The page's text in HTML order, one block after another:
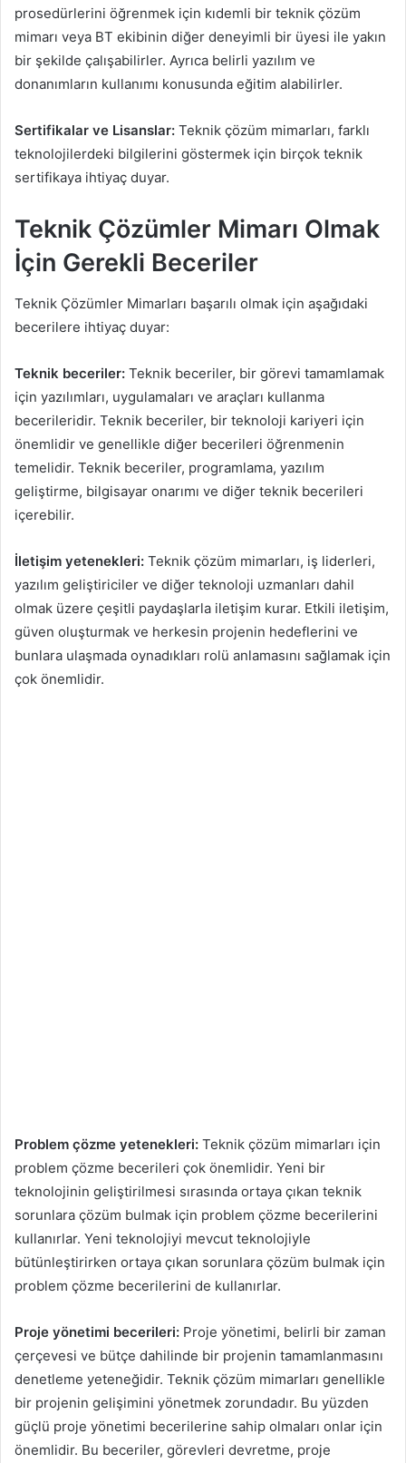
prosedürlerini öğrenmek için kıdemli bir teknik çözüm
mimarı veya BT ekibinin diğer deneyimli bir üyesi ile yakın
bir şekilde çalışabilirler. Ayrıca belirli yazılım ve
donanımların kullanımı konusunda eğitim alabilirler.
Sertifikalar ve Lisanslar: Teknik çözüm mimarları, farklı
teknolojilerdeki bilgilerini göstermek için birçok teknik
sertifikaya ihtiyaç duyar.
Teknik Çözümler Mimarı Olmak
İçin Gerekli Beceriler
Teknik Çözümler Mimarları başarılı olmak için aşağıdaki
becerilere ihtiyaç duyar:
Teknik beceriler: Teknik beceriler, bir görevi tamamlamak
için yazılımları, uygulamaları ve araçları kullanma
becerileridir. Teknik beceriler, bir teknoloji kariyeri için
önemlidir ve genellikle diğer becerileri öğrenmenin
temelidir. Teknik beceriler, programlama, yazılım
geliştirme, bilgisayar onarımı ve diğer teknik becerileri
içerebilir.
İletişim yetenekleri: Teknik çözüm mimarları, iş liderleri,
yazılım geliştiriciler ve diğer teknoloji uzmanları dahil
olmak üzere çeşitli paydaşlarla iletişim kurar. Etkili iletişim,
güven oluşturmak ve herkesin projenin hedeflerini ve
bunlara ulaşmada oynadıkları rolü anlamasını sağlamak için
çok önemlidir.
Problem çözme yetenekleri: Teknik çözüm mimarları için
problem çözme becerileri çok önemlidir. Yeni bir
teknolojinin geliştirilmesi sırasında ortaya çıkan teknik
sorunlara çözüm bulmak için problem çözme becerilerini
kullanırlar. Yeni teknolojiyi mevcut teknolojiyle
bütünleştirirken ortaya çıkan sorunlara çözüm bulmak için
problem çözme becerilerini de kullanırlar.
Proje yönetimi becerileri: Proje yönetimi, belirli bir zaman
çerçevesi ve bütçe dahilinde bir projenin tamamlanmasını
denetleme yeteneğidir. Teknik çözüm mimarları genellikle
bir projenin gelişimini yönetmek zorundadır. Bu yüzden
güçlü proje yönetimi becerilerine sahip olmaları onlar için
önemlidir. Bu beceriler, görevleri devretme, proje